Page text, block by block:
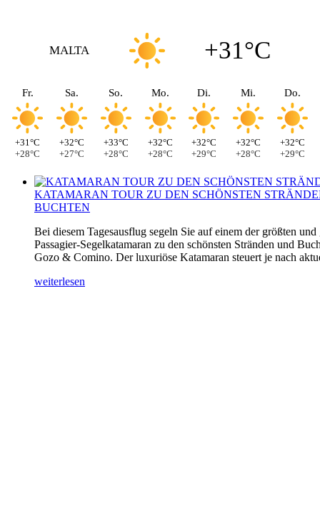
MALTA +31°C
Fr.
+31°C
+28°C
Sa.
+32°C
+27°C
So.
+33°C
+28°C
Mo.
+32°C
+28°C
Di.
+32°C
+29°C
Mi.
+32°C
+28°C
Do.
+32°C
+29°C
KATAMARAN TOUR ZU DEN SCHÖNSTEN
BUCHTEN
Bei diesem Tagesausflug segeln Sie auf einem der größten und
Passagier-Segelkatamaran zu den schönsten Stränden und
Gozo & Comino. Der luxuriöse Katamaran steuert je nach
weiterlesen